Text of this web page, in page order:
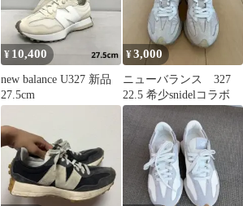
¥ 10,400
new balance U327 新品
27.5cm
¥3,000
ニューバランス 327
22.5 希少snidelコラボ